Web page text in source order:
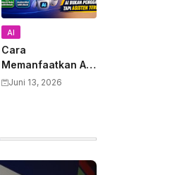
AI
Cara
Memanfaatkan AI
untuk Mendukung
Produktivitas dan
Pembelajaran
Juni 13, 2026